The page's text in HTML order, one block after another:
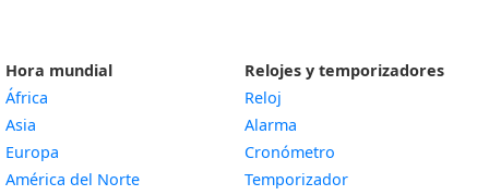
Hora mundial
África
Asia
Europa
América del Norte
Relojes y temporizadores
Reloj
Alarma
Cronómetro
Temporizador